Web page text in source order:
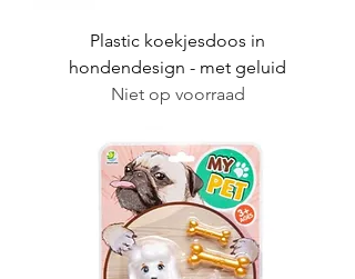
Plastic koekjesdoos in
hondendesign - met geluid
Niet op voorraad